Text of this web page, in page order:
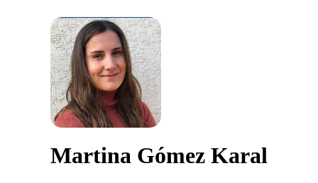
Martina Gómez Karal